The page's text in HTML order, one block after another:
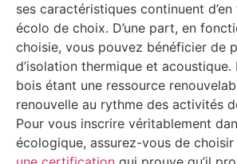
ses caractéristiques continuent
écolo de choix. D’une part, en
choisie, vous pouvez bénéficier de
d’isolation thermique et acoustique.
bois étant une ressource
renouvelle au rythme des activités
Pour vous inscrire véritablement
écologique, assurez-vous de choisir